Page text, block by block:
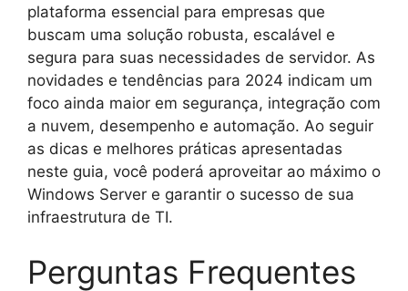
plataforma essencial para empresas que
buscam uma solução robusta, escalável e
segura para suas necessidades de servidor. As
novidades e tendências para 2024 indicam um
foco ainda maior em segurança, integração com
a nuvem, desempenho e automação. Ao seguir
as dicas e melhores práticas apresentadas
neste guia, você poderá aproveitar ao máximo o
Windows Server e garantir o sucesso de sua
infraestrutura de TI.
Perguntas Frequentes